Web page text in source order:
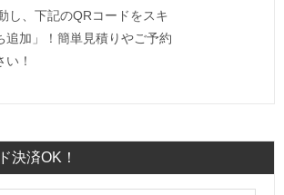
し、下記のQRコードをスキ
追加」！簡単見積りやご予約
！
決済OK！